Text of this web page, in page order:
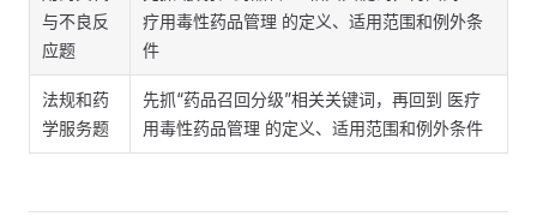
与不良反
应题
疗用毒性药品管理 的定义、适用范围和例外条
件
法规和药
学服务题
先抓“药品召回分级”相关关键词，再回到 医疗
用毒性药品管理 的定义、适用范围和例外条件